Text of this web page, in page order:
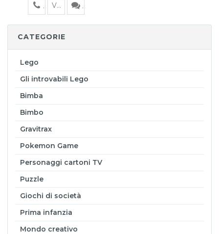
Visualizza
CATEGORIE
Lego
Gli introvabili Lego
Bimba
Bimbo
Gravitrax
Pokemon Game
Personaggi cartoni TV
Puzzle
Giochi di società
Prima infanzia
Mondo creativo